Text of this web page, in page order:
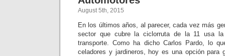
August 5th, 2015
En los últimos años, al parecer, cada vez más
sector que cubre la ciclorruta de la 11 usa
transporte. Como ha dicho Carlos Pardo, lo
celadores y jardineros, hoy es una opción para